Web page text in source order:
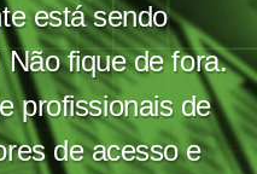
está sendo
fique de fora.
profissionais de
de acesso e